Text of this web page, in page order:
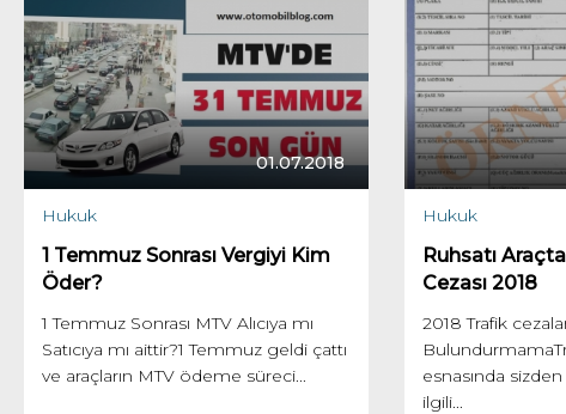
01.07.2018
Hukuk
1 Temmuz Sonrası Vergiyi Kim
Öder?
1 Temmuz Sonrası MTV Alıcıya mı
Satıcıya mı aittir?1 Temmuz geldi çattı
ve araçların MTV ödeme süreci...
Hukuk
Ruhsatı
Cezası 2018
2018 Trafik
esnasında
ilgili...